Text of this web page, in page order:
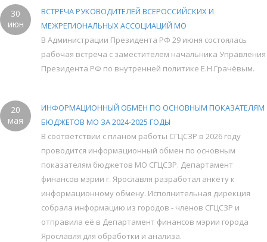
30
июн
ВСТРЕЧА РУКОВОДИТЕЛЕЙ ВСЕРОССИЙСКИХ И
МЕЖРЕГИОНАЛЬНЫХ АССОЦИАЦИЙ МО
В Администрации Президента РФ 29 июня состоялась
рабочая встреча с заместителем начальника Управления
Президента РФ по внутренней политике Е.Н.Грачёвым.
20
мая
ИНФОРМАЦИОННЫЙ ОБМЕН ПО ОСНОВНЫМ ПОКАЗАТЕЛЯМ
БЮДЖЕТОВ МО ЗА 2024-2025 ГОДЫ
В соответствии с планом работы СГЦСЗР в 2026 году
проводится информационный обмен по основным
показателям бюджетов МО СГЦСЗР. Департамент
финансов мэрии г. Ярославля разработал анкету к
информационному обмену. Исполнительная дирекция
собрала информацию из городов - членов СГЦСЗР и
отправила её в Департамент финансов мэрии города
Ярославля для обработки и анализа.